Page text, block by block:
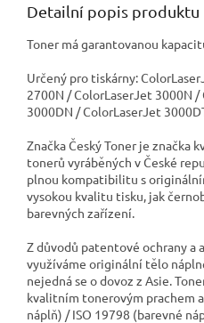
Detailní popis produktu
Toner má garantovanou
Určený pro tiskárny:
2700N / ColorLaserJet 3000N /
3000DN / ColorLaserJet
Značka Český Toner je značka
tonerů vyráběných v České
plnou kompatibilitu s
vysokou kvalitu tisku, jak
barevných zařízení.
Z důvodů patentové ochrany a
využíváme originální tělo
nejedná se o dovoz z Asie.
kvalitním tonerovým prachem
náplň) / ISO 19798 (barevné